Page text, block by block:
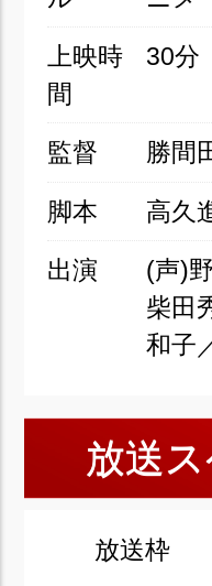
上映時
間
30分
監督 勝間
脚本 高久
出演
(声)
柴田
和子
放送
放送枠